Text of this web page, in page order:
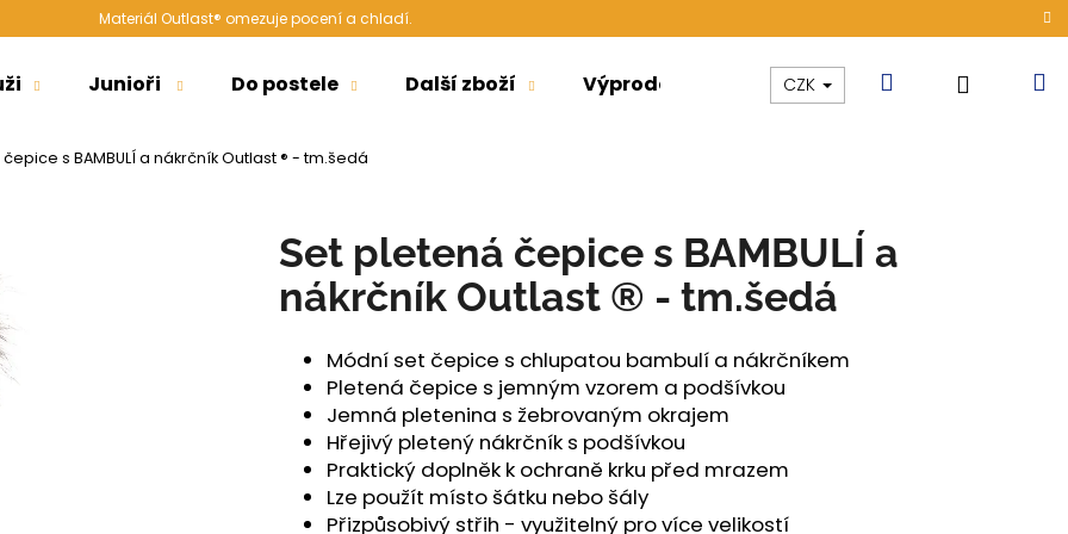
Materiál Outlast® omezuje pocení a chladí.
Junioři Do postele Další zboží Výprodej Kolekce Akce
CZK Hledat
s BAMBULÍ a nákrčník Outlast ® - tm.šedá
Set pletená čepice s BAMBULÍ a
nákrčník Outlast ® - tm.šedá
Módní set čepice s chlupatou bambulí a nákrčníkem
Pletená čepice s jemným vzorem a podšívkou
Jemná pletenina s žebrovaným okrajem
Hřejivý pletený nákrčník s podšívkou
Praktický doplněk k ochraně krku před mrazem
Lze použít místo šátku nebo šály
Přizpůsobivý střih - využitelný pro více velikostí
ŠORTKY HIGH DÁMSKÉ TENKÉ OUTLAST®